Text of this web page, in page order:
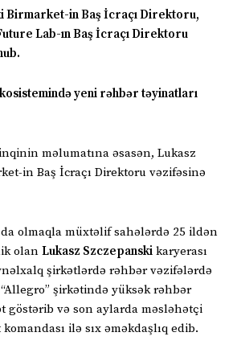
Birmarket-in Baş İcraçı Direktoru,
Lab-ın Baş İcraçı Direktoru
yeni rəhbər təyinatları
məlumatına əsasən, Lukasz
in Baş İcraçı Direktoru vəzifəsinə
olmaqla müxtəlif sahələrdə 25 ildən
olan Lukasz Szczepanski karyerası
şirkətlərdə rəhbər vəzifələrdə
“Allegro” şirkətində yüksək rəhbər
göstərib və son aylarda məsləhətçi
ilə sıx əməkdaşlıq edib.